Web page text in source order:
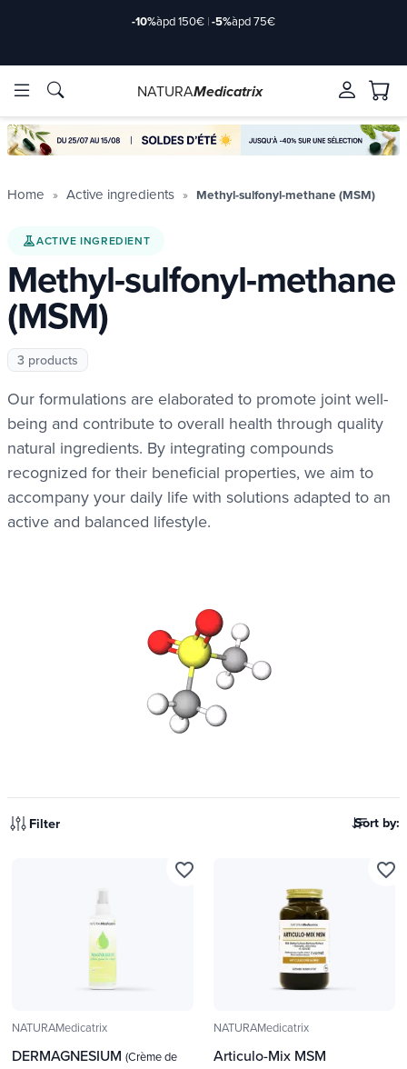
Brands
-10%àpd 150€ |-5%àpd 75€
Brands
NATURAMedicatrix
Home Active ingredients Methyl-sulfonyl-methane (MSM)
ACTIVE INGREDIENT
Methyl-sulfonyl-methane
(MSM)
3 products
Our formulations are elaborated to promote joint well-
being and contribute to overall health through quality
natural ingredients. By integrating compounds
recognized for their beneficial properties, we aim to
accompany your daily life with solutions adapted to an
active and balanced lifestyle.
Filter Sort by:
NATURAMedicatrix
DERMAGNESIUM (Crème de
favorite_border
NATURAMedicatrix
Articulo-Mix MSM
favorite_border